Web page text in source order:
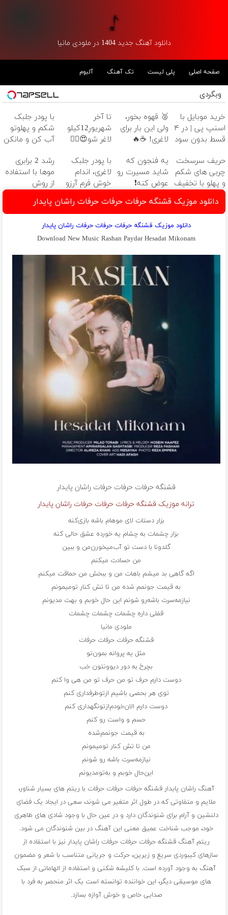
دانلود آهنگ جدید 1404 در ملودی مانیا
صفحه اصلی پلی لیست تک آهنگ آلبوم
وبگردی
خرید موبایل با
اسنپ پی | در ۴
قسط بدون سود
🥈 قهوه بخور،
ولی این بار برای
لاغری! ☕🔥
تا آخر
شهریور12کیلو
لاغر شو😍👌🏻
با پودر جلبک
شکم و پهلوتو
آب کن و مانکن
امشب)
حریف سرسخت
چربی های شکم
و پهلو با تخفیف
ویژه ی جام
جهانی
یه فنجون که
شاید مسیرت رو
عوض کنه❗
با پودر جلبک
لاغری، اندام
خوش فرم آرزو
جام جهانی)
رشد 2 برابری
موها با استفاده
از روش
فقط امروز
دانلود موزیک قشنگه حرفات حرفات حرفات راشان پایدار
دانلود موزیک قشنگه حرفات حرفات حرفات راشان پایدار
Download New Music Rashan Paydar Hesadat Mikonam
قشنگه حرفات حرفات حرفات راشان پایدار
ترانه موزیک قشنگه حرفات حرفات حرفات راشان پایدار
بزار دستات لای موهام باشه بازی‌کنه
بزار چشمات به چشام یه خورده عشق حالی کنه
گلدونا با دست تو آب‌میخورن‌من و ببین
من حسادت میکنم
اگه گاهی بد میشم باهات من و ببخش من حماقت میکنم
به قیمت جونمم‌ شده من تا تش کنار تو‌میمونم
نیازمه‌سرت باشه‌رو شونم این حال خوبم و بهت مدیونم
قفلی داره چشمات چشمات چشمات
ملودی مانیا
قشنگه حرفات حرفات حرفات
مثل یه پروانه بمون‌تو
بچرخ به دور دیوونتون خب
دوست دارم حرف تو من حرف تو من هی وا کنم
توی هر بحصی باشیم از‌تو‌طرفداری کنم
دوست دارم الان‌خودم‌از‌تو‌نگهداری کنم
حسم و واست رو کنم
به قیمت جونمم‌شده
من تا تش کنار تو‌میمونم
نیازمه‌سرت باشه رو شونم
این‌حال خوبم و به‌تو‌مدیونم
آهنگ راشان پایدار قشنگه حرفات حرفات حرفات با ریتم های بسیار شناور،
ملایم و متفاوتی که در طول اثر متغیر می شوند، سعی در ایجاد یک فضای
دلنشین و آرام برای شنوندگان دارد و در عین حال با وجود شادی های ظاهری
خود، موجب شناخت عمیق معنی این آهنگ در بین شنوندگان می شود.
ریتم آهنگ قشنگه حرفات حرفات حرفات راشان پایدار نیز با استفاده از
سازهای کیبوردی سریع و زیرین، حرکت و جریانی متناسب با شعر و مضمون
آهنگ به وجود آورده است. با کلیشه شکنی و استفاده از الهاماتی از سبک
های موسیقی دیگر، این خواننده توانسته است یک اثر منحصر به فرد با
صدایی خاص و خوش آوازه بسازد.